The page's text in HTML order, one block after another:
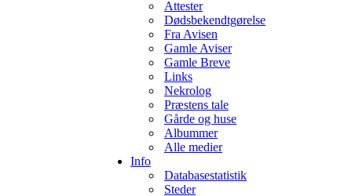
Attester
Dødsbekendtgørelse
Fra Avisen
Gamle Aviser
Gamle Breve
Links
Nekrolog
Præstens tale
Gårde og huse
Albummer
Alle medier
Info
Databasestatistik
Steder